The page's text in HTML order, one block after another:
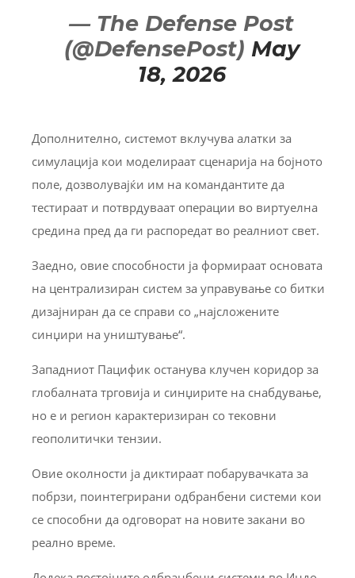
— The Defense Post
(@DefensePost) May
18, 2026
Дополнително, системот вклучува алатки за
симулација кои моделираат сценарија на бојното
поле, дозволувајќи им на командантите да
тестираат и потврдуваат операции во виртуелна
средина пред да ги распоредат во реалниот свет.
Заедно, овие способности ја формираат основата
на централизиран систем за управување со битки
дизајниран да се справи со „најсложените
синџири на уништување“.
Западниот Пацифик останува клучен коридор за
глобалната трговија и синџирите на снабдување,
но е и регион карактеризиран со тековни
геополитички тензии.
Овие околности ја диктираат побарувачката за
побрзи, поинтегрирани одбранбени системи кои
се способни да одговорат на новите закани во
реално време.